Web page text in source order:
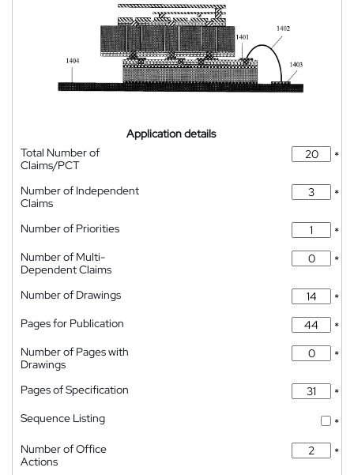
Application details
Total Number of
Claims/PCT
*
Number of Independent
Claims
*
Number of Priorities
*
Number of Multi-
Dependent Claims
*
Number of Drawings
*
Pages for Publication
*
Number of Pages with
Drawings
*
Pages of Specification
*
Sequence Listing
*
Number of Office
Actions
*